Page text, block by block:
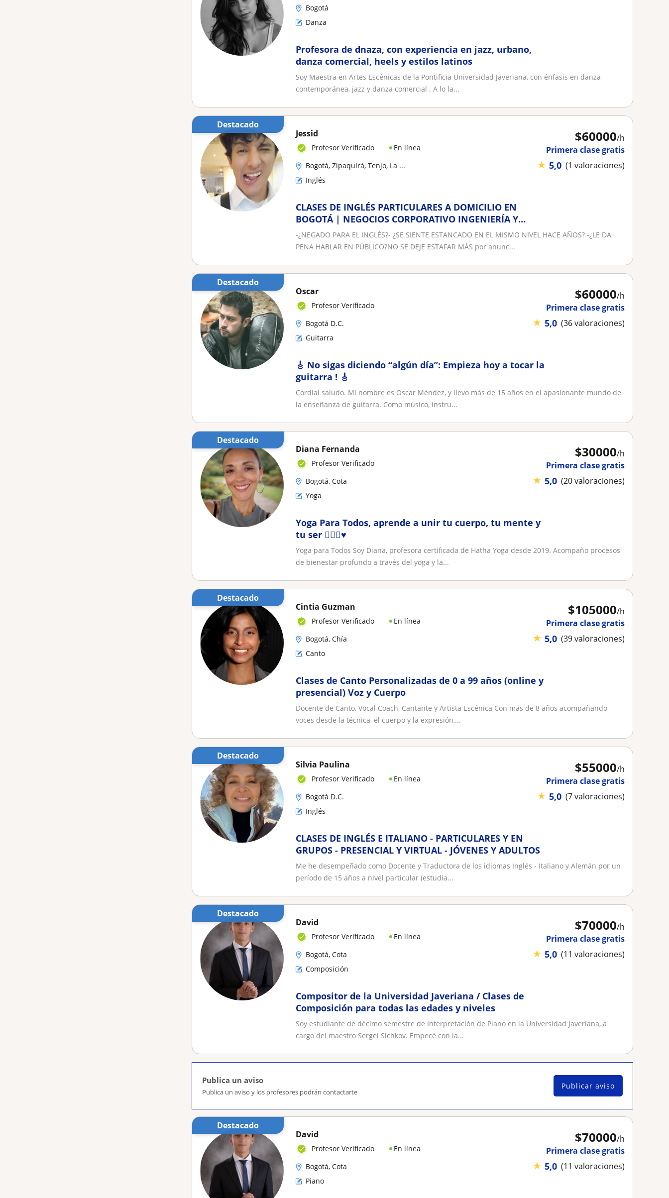
Bogotá
Danza
Profesora de dnaza, con experiencia en jazz, urbano,
danza comercial, heels y estilos latinos
Soy Maestra en Artes Escénicas de la Pontificia Universidad Javeriana, con énfasis en danza
contemporánea, jazz y danza comercial . A lo la...
Destacado
$60000/h
Primera clase gratis
★ 5,0 (1 valoraciones)
Jessid
Profesor Verificado
En línea
Bogotá, Zipaquirá, Tenjo, La ...
Inglés
CLASES DE INGLÉS PARTICULARES A DOMICILIO EN
BOGOTÁ | NEGOCIOS CORPORATIVO INGENIERÍA Y
SOFTWARE
-¿NEGADO PARA EL INGLÉS?- ¿SE SIENTE ESTANCADO EN EL MISMO NIVEL HACE AÑOS? -¿LE DA
PENA HABLAR EN PÚBLICO?NO SE DEJE ESTAFAR MÁS por anunc...
Destacado
$60000/h
Primera clase gratis
★ 5,0 (36 valoraciones)
Oscar
Profesor Verificado
Bogotá D.C.
Guitarra
🎸 No sigas diciendo “algún día”: Empieza hoy a tocar la
guitarra ! 🎸
Cordial saludo. Mi nombre es Oscar Méndez, y llevo más de 15 años en el apasionante mundo de
la enseñanza de guitarra. Como músico, instru...
Destacado
$30000/h
Primera clase gratis
★ 5,0 (20 valoraciones)
Diana Fernanda
Profesor Verificado
Bogotá, Cota
Yoga
Yoga Para Todos, aprende a unir tu cuerpo, tu mente y
tu ser 🧘🏻‍♀️♥️
Yoga para Todos Soy Diana, profesora certificada de Hatha Yoga desde 2019. Acompaño procesos
de bienestar profundo a través del yoga y la...
Destacado
$105000/h
Primera clase gratis
★ 5,0 (39 valoraciones)
Cintia Guzman
Profesor Verificado
En línea
Bogotá, Chía
Canto
Clases de Canto Personalizadas de 0 a 99 años (online y
presencial) Voz y Cuerpo
Docente de Canto, Vocal Coach, Cantante y Artista Escénica Con más de 8 años acompañando
voces desde la técnica, el cuerpo y la expresión,...
Destacado
$55000/h
Primera clase gratis
★ 5,0 (7 valoraciones)
Silvia Paulina
Profesor Verificado
En línea
Bogotá D.C.
Inglés
CLASES DE INGLÉS E ITALIANO - PARTICULARES Y EN
GRUPOS - PRESENCIAL Y VIRTUAL - JÓVENES Y ADULTOS
Me he desempeñado como Docente y Traductora de los idiomas Inglés - Italiano y Alemán por un
período de 15 años a nivel particular (estudia...
Destacado
$70000/h
Primera clase gratis
★ 5,0 (11 valoraciones)
David
Profesor Verificado
En línea
Bogotá, Cota
Composición
Compositor de la Universidad Javeriana / Clases de
Composición para todas las edades y niveles
Soy estudiante de décimo semestre de Interpretación de Piano en la Universidad Javeriana, a
cargo del maestro Sergei Sichkov. Empecé con la...
Publica un aviso
Publica un aviso y los profesores podrán contactarte
Publicar aviso
Destacado
$70000/h
Primera clase gratis
★ 5,0 (11 valoraciones)
David
Profesor Verificado
En línea
Bogotá, Cota
Piano